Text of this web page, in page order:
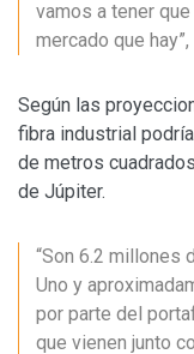
vamos a tener
mercado que hay”,
Según las
fibra industrial
de metros
de Júpiter.
“Son 6.2 millones
Uno y
por parte del
que vienen junto